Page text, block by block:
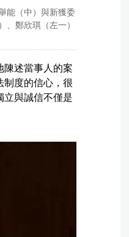
能（中）與新獲委
鄭欣琪（左一）
陳述當事人的案
制度的信心，很
立與誠信不僅是